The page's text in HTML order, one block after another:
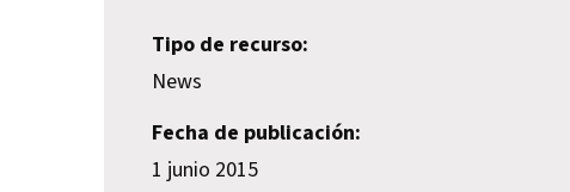
Tipo de recurso:
News
Fecha de publicación:
1 junio 2015